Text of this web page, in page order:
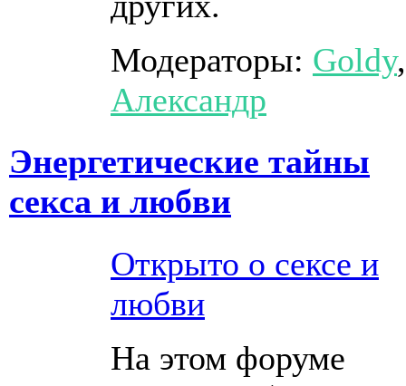
Модераторы: Goldy,
Александр
Энергетические тайны
секса и любви
Открыто о сексе и
любви
На этом форуме